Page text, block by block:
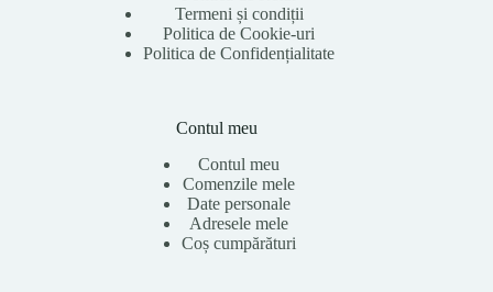
Termeni și condiții
Politica de Cookie-uri
Politica de Confidențialitate
Contul meu
Contul meu
Comenzile mele
Date personale
Adresele mele
Coș cumpărături